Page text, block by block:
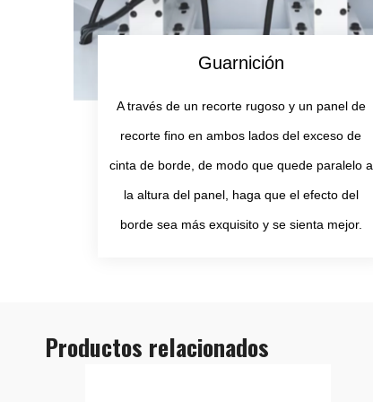
Guarnición
A través de un recorte rugoso y un panel de
recorte fino en ambos lados del exceso de
cinta de borde, de modo que quede paralelo a
la altura del panel, haga que el efecto del
borde sea más exquisito y se sienta mejor.
Productos relacionados